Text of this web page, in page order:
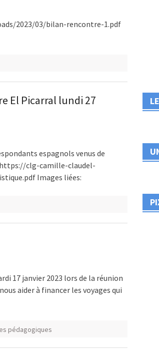
2023/03/bilan-rencontre-1.pdf
El Picarral lundi 27
espagnols venus de
https://clg-camille-claudel-
Images liées:
17 janvier 2023 lors de la réunion
aider à financer les voyages qui
pédagogiques